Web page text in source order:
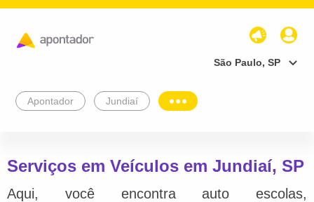
São Paulo, SP
Apontador Jundiaí
Serviços em Veículos em Jundiaí, SP
Aqui, você encontra auto escolas,